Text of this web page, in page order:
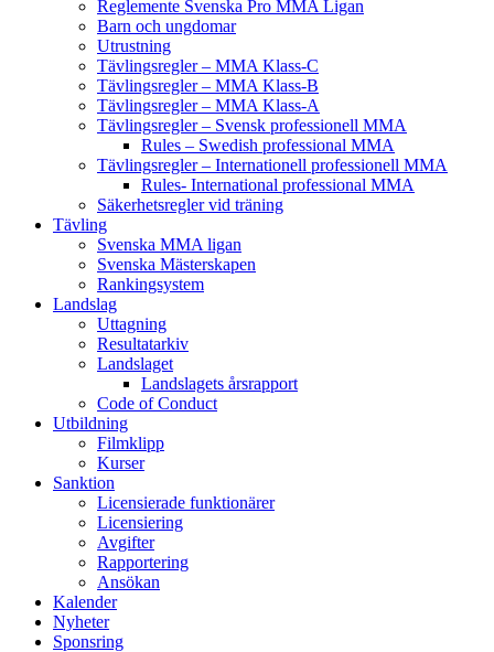
Reglemente Svenska Pro MMA Ligan
Barn och ungdomar
Utrustning
Tävlingsregler – MMA Klass-C
Tävlingsregler – MMA Klass-B
Tävlingsregler – MMA Klass-A
Tävlingsregler – Svensk professionell MMA
Rules – Swedish professional MMA
Tävlingsregler – Internationell professionell MMA
Rules- International professional MMA
Säkerhetsregler vid träning
Tävling
Svenska MMA ligan
Svenska Mästerskapen
Rankingsystem
Landslag
Uttagning
Resultatarkiv
Landslaget
Landslagets årsrapport
Code of Conduct
Utbildning
Filmklipp
Kurser
Sanktion
Licensierade funktionärer
Licensiering
Avgifter
Rapportering
Ansökan
Kalender
Nyheter
Sponsring